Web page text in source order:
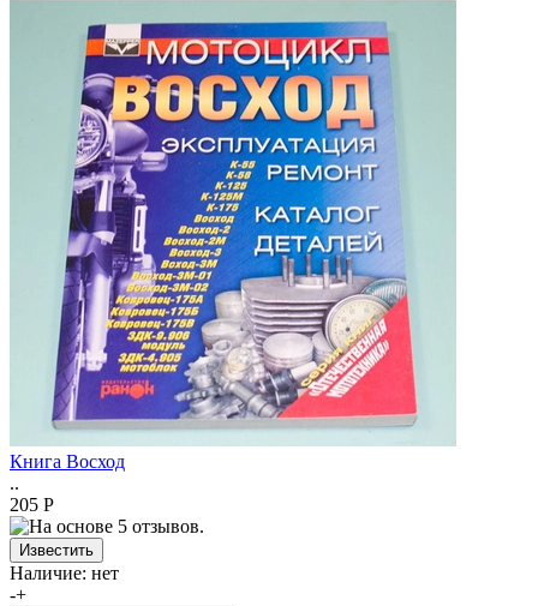
Книга Восход
..
205 Р
Наличие: нет
-+